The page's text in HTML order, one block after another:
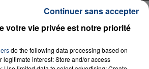
votre vie privée est notre priorité
do the following data processing based on
legitimate interest: Store and/or access
Continuer sans accepter